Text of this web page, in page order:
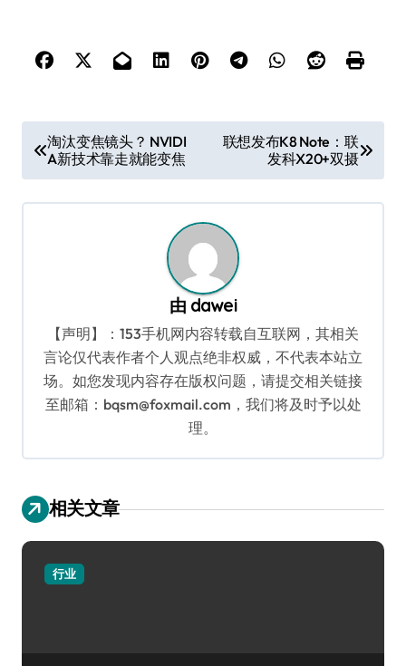
章
导
淘汰变焦镜头？ NVIDI
A新技术靠走就能变焦
联想发布K8 Note：联
发科X20+双摄
由 dawei
【声明】：153手机网内容转载自互联网，其相关
言论仅代表作者个人观点绝非权威，不代表本站立
场。如您发现内容存在版权问题，请提交相关链接
至邮箱：bqsm@foxmail.com，我们将及时予以处
理。
相关文章
行业